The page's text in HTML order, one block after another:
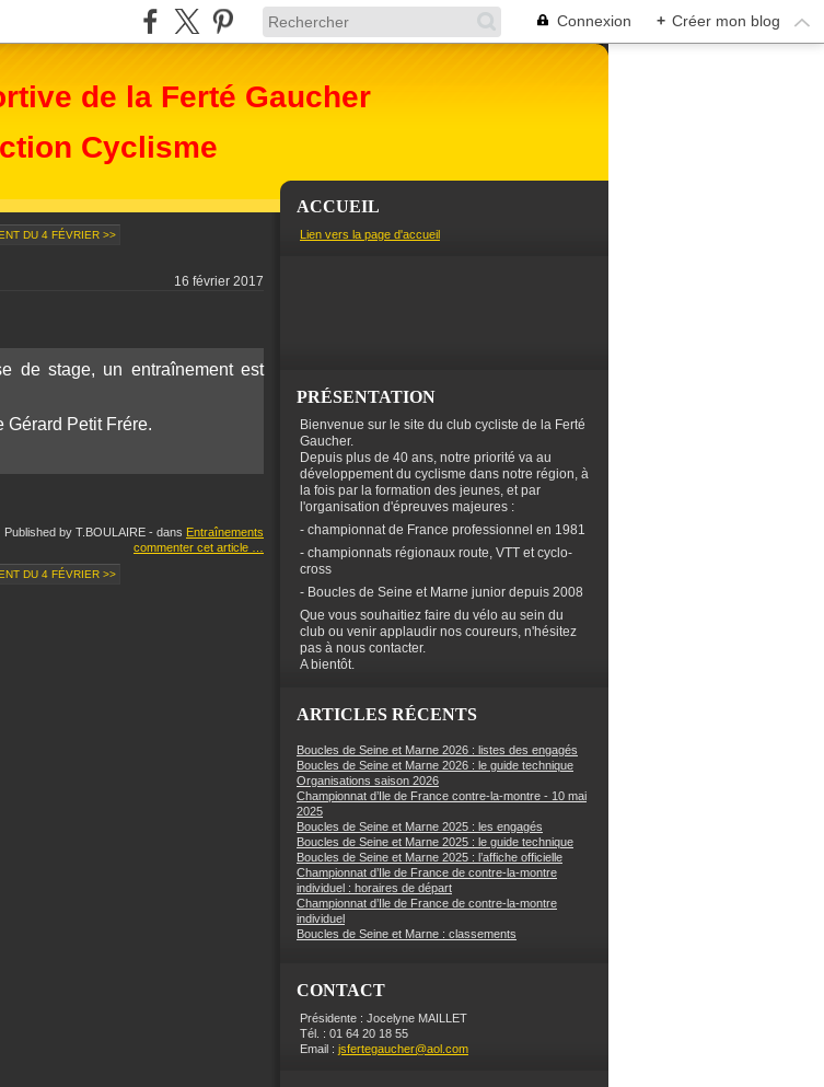
Connexion + Créer mon blog
de la Ferté Gaucher
Cyclisme
DU 4 FÉVRIER >>
16 février 2017
de stage, un entraînement est
Gérard Petit Frére.
Published by T.BOULAIRE - dans Entraînements
commenter cet article
DU 4 FÉVRIER >>
ACCUEIL
Lien vers la page d'accueil
PRÉSENTATION
Bienvenue sur le site du club cycliste de la Ferté
Gaucher.
Depuis plus de 40 ans, notre priorité va au
développement du cyclisme dans notre région, à
la fois par la formation des jeunes, et par
l'organisation d'épreuves majeures :
- championnat de France professionnel en 1981
- championnats régionaux route, VTT et cyclo-
cross
- Boucles de Seine et Marne junior depuis 2008
Que vous souhaitiez faire du vélo au sein du
club ou venir applaudir nos coureurs, n'hésitez
pas à nous contacter.
A bientôt.
ARTICLES RÉCENTS
Boucles de Seine et Marne 2026 : listes des engagés
Boucles de Seine et Marne 2026 : le guide technique
Organisations saison 2026
Championnat d’Ile de France contre-la-montre - 10 mai
2025
Boucles de Seine et Marne 2025 : les engagés
Boucles de Seine et Marne 2025 : le guide technique
Boucles de Seine et Marne 2025 : l’affiche officielle
Championnat d’Ile de France de contre-la-montre
individuel : horaires de départ
Championnat d’Ile de France de contre-la-montre
individuel
Boucles de Seine et Marne : classements
CONTACT
Présidente : Jocelyne MAILLET
Tél. : 01 64 20 18 55
Email : jsfertegaucher@aol.com